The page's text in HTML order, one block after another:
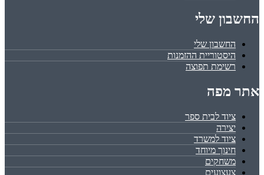
החשבון שלי
החשבון שלי
היסטוריית ההזמנות
רשימת תפוצה
אתר מפה
ציוד לבית ספר
יצירה
ציוד למשרד
חינוך מיוחד
משחקים
צעצועים